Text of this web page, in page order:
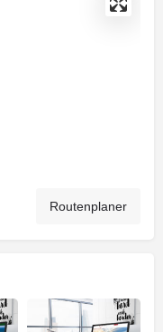
Routenplaner